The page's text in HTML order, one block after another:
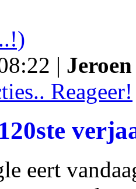
|
Reageer!
120ste
eert